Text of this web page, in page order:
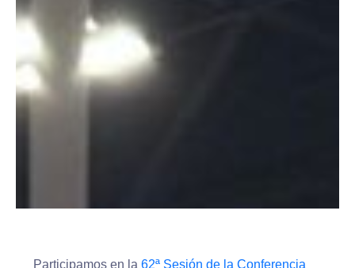
Participamos en la 62ª Sesión de la Conferencia